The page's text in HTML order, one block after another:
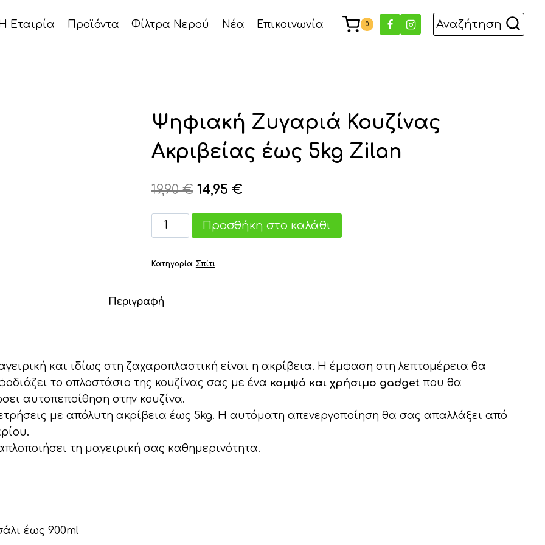
Η Εταιρία Προϊόντα Φίλτρα Νερού Νέα Επικοινωνία 0 Αναζήτηση
Ψηφιακή Ζυγαριά Κουζίνας
Ακριβείας έως 5kg Zilan
19,90€ Original
price
was:
14,95 €Η
τρέχουσα
τιμή
Ψηφιακή
Ζυγαριά
Ακριβείας
5kg
Zilan
Προσθήκη στο καλάθι
Κατηγορία: Σπίτι
Περιγραφή
και ιδίως στη ζαχαροπλαστική είναι η ακρίβεια. Η έμφαση στη λεπτομέρεια θα
το οπλοστάσιο της κουζίνας σας με ένα κομψό και χρήσιμο gadget που θα
αυτοπεποίθηση στην κουζίνα.
με απόλυτη ακρίβεια έως 5kg. Η αυτόματη απενεργοποίηση θα σας απαλλάξει από
τη μαγειρική σας καθημερινότητα.
έως 900ml